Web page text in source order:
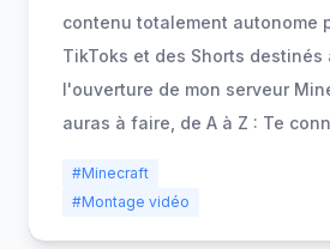
contenu totalement autonome
TikToks et des Shorts destinés
l'ouverture de mon serveur
auras à faire, de A à Z : Te
#Minecraft
#Montage vidéo